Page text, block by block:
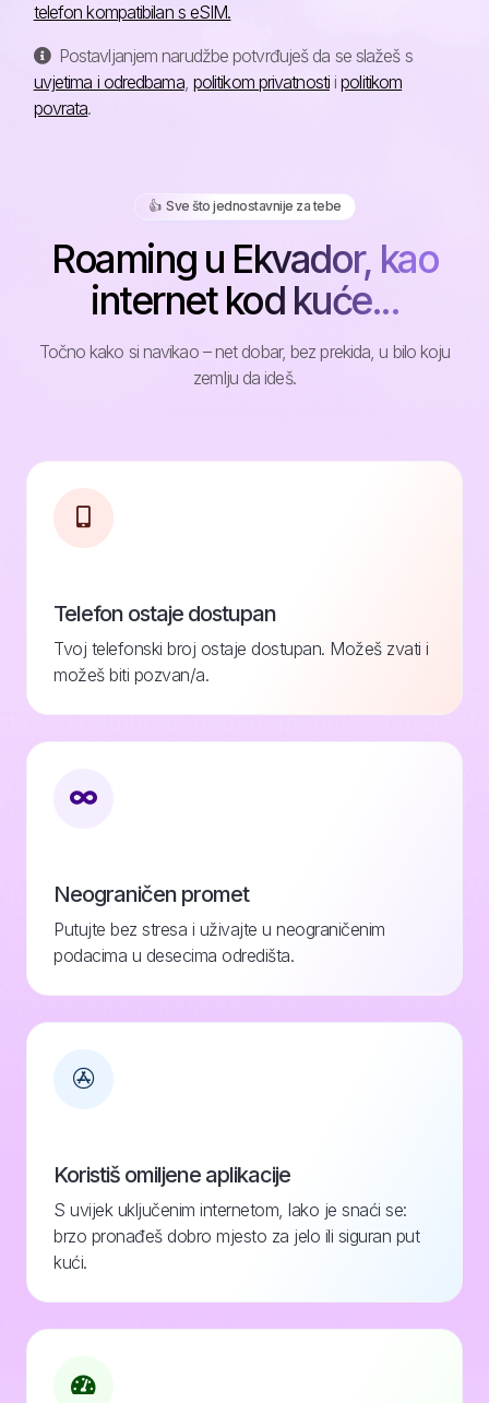
telefon kompatibilan s eSIM.
Postavljanjem narudžbe potvrđuješ da se slažeš s
uvjetima i odredbama, politikom privatnostiipolitikom
povrata.
👍️ Sve što jednostavnije za tebe
Roaming u Ekvador, kao
internet kod kuće...
Točno kako si navikao – net dobar, bez prekida, u bilo koju
zemlju da ideš.
Telefon ostaje dostupan
Tvoj telefonski broj ostaje dostupan. Možeš zvati i
možeš biti pozvan/a.
Neograničen promet
Putujte bez stresa i uživajte u neograničenim
podacima u desecima odredišta.
Koristiš omiljene aplikacije
S uvijek uključenim internetom, lako je snaći se:
brzo pronađeš dobro mjesto za jelo ili siguran put
kući.